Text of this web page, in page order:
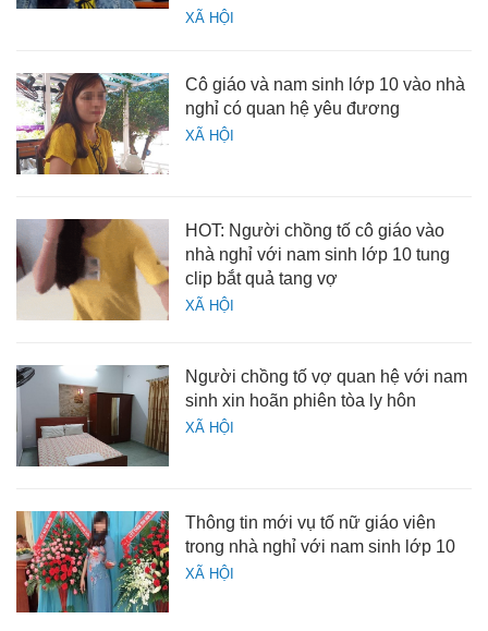
XÃ HỘI
XÃ HỘI
Cô giáo và nam sinh lớp 10 vào nhà
nghỉ có quan hệ yêu đương
XÃ HỘI
HOT: Người chồng tố cô giáo vào
nhà nghỉ với nam sinh lớp 10 tung
clip bắt quả tang vợ
XÃ HỘI
Người chồng tố vợ quan hệ với nam
sinh xin hoãn phiên tòa ly hôn
XÃ HỘI
Thông tin mới vụ tố nữ giáo viên
trong nhà nghỉ với nam sinh lớp 10